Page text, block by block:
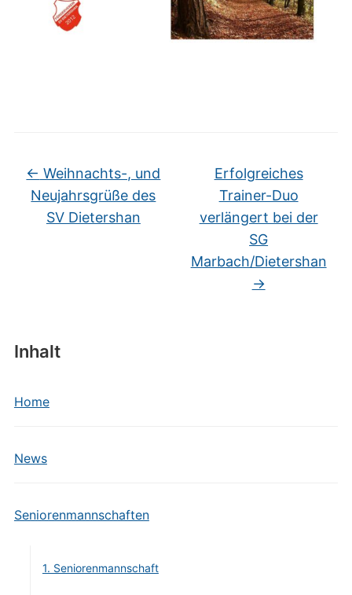
Inhalt
Home
News
Seniorenmannschaften
1. Seniorenmannschaft
← Weihnachts-, und
Neujahrsgrüße des
SV Dietershan
Erfolgreiches
Trainer-Duo
verlängert bei der
SG
Marbach/Dietershan
→